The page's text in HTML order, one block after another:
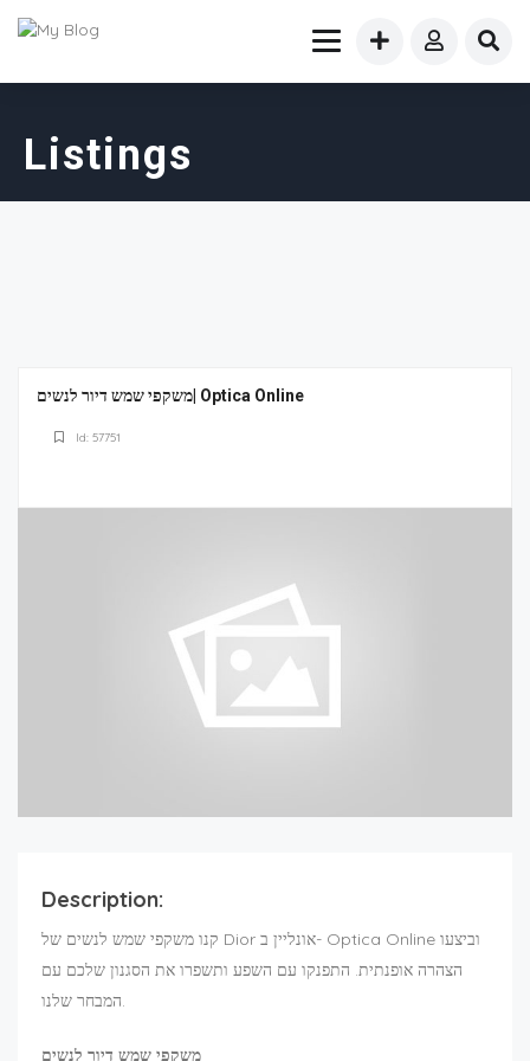
Listings
משקפי שמש דיור לנשים| Optica Online
Id: 57751
Description:
קנו משקפי שמש לנשים של Dior אונליין ב- Optica Online וביצעו
הצהרה אופנתית. התפנקו עם השפע ותשפרו את הסגנון שלכם עם
המבחר שלנו.
משקפי שמש דיור לנשים